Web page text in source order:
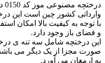
وارداتی کشور چین است این
با توجه به کیفیت بالا امکان
و فضای باز وجود دارد.
این درختچه شامل سه تنه ی
صورت مجزا از یک دیگر می
به ارمغان می آورد.